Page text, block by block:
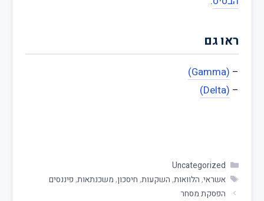
ראו גם
–
(Gamma)
–
(Delta)
Uncategorized
אשראי, הלוואות, השקעות, חיסכון, משכנתאות, פיננסים
הפסקת מסחר